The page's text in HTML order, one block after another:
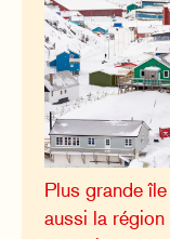
Plus grande
aussi la